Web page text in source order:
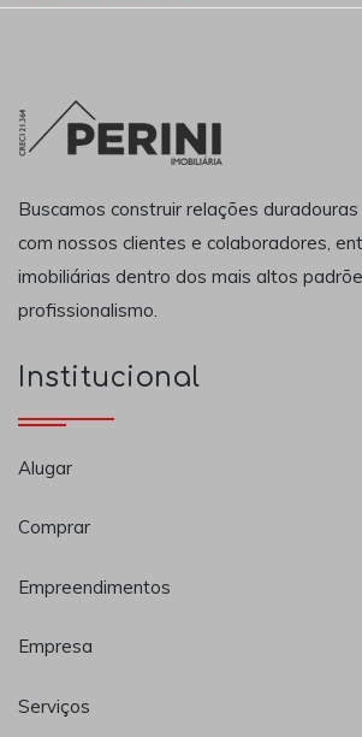
Buscamos construir relações
com nossos clientes e colaboradores,
imobiliárias dentro dos mais altos
profissionalismo.
Institucional
Alugar
Comprar
Empreendimentos
Empresa
Serviços